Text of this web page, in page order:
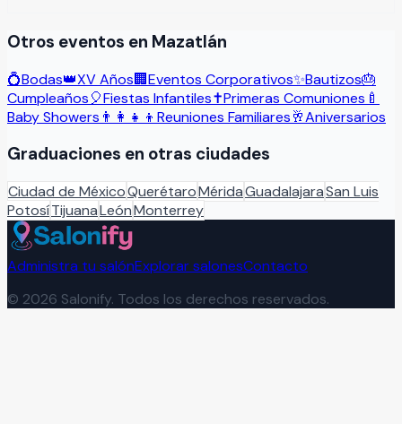
Otros eventos en Mazatlán
💍Bodas👑XV Años🏢Eventos Corporativos✨Bautizos🎂
Cumpleaños🎈Fiestas Infantiles✝️Primeras Comuniones 🍼
Baby Showers 👨‍👩‍👧‍👦 Reuniones Familiares🥂Aniversarios
Graduaciones en otras ciudades
Ciudad de MéxicoQuerétaroMéridaGuadalajaraSan Luis
PotosíTijuanaLeónMonterrey
Administra tu salónExplorar salonesContacto
© 2026 Salonify. Todos los derechos reservados.